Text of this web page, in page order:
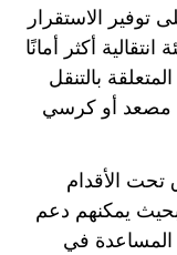
توفير الاستقرار
أكثر أمانًا
بالتنقل
مصعد أو كرسي
تحت الأقدام
يمكنهم دعم
المساعدة في